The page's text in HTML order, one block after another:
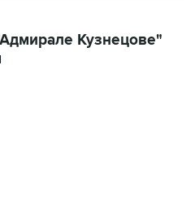
Кузнецове"